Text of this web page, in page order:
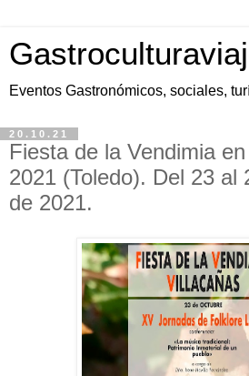
Eventos Gastronómicos, sociales,
20.10.21
Fiesta de la Vendimia
2021 (Toledo). Del 23 al
de 2021.